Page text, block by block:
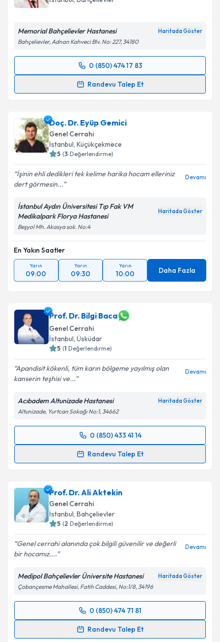
Memorial Bahçelievler Hastanesi Haritada Göster
Bahçelievler, Adnan Kahveci Blv. No: 227, 34180
0 (850) 474 17 83
Randevu Talep Et
Randevu Takvimi Talebi
takvim hazırlandığında e-posta ile bilgilendireceğiz.
E-posta Adresiniz
Metni'ni okudum ve kişisel verilerimin belirtilen
kapsamda işlenmesini kabul ediyorum.
Takvim Talebini Gönder
Doç. Dr. Eyüp Gemici
Genel Cerrahi
İstanbul, Küçükçekmece
5 (3 Değerlendirme)
İşinin ehli dedikleri tek kelime harika hocam elleriniz
dert görmesin...
Devamı
İstanbul Aydın Üniversitesi Tıp Fak VM
Medikalpark Florya Hastanesi
Haritada Göster
Beşyol Mh. Akasya sok. No:4
En Yakın Saatler
Yarın
09:00
Yarın
09:30
Yarın
10:00 Daha Fazla
Prof. Dr. Bilgi Baca
Genel Cerrahi
İstanbul, Üsküdar
5 (1 Değerlendirme)
Apandisit kökenli, tüm karın bölgeme yayılmış olan
kanserin teşhisi ve...
Devamı
Acıbadem Altunizade Hastanesi Haritada Göster
Altunizade, Yurtcan Sokağı No:1, 34662
0 (850) 433 41 14
Randevu Talep Et
Randevu Takvimi Talebi
takvim hazırlandığında e-posta ile bilgilendireceğiz.
E-posta Adresiniz
'ni okudum ve kişisel verilerimin belirtilen
kapsamda işlenmesini kabul ediyorum.
Takvim Talebini Gönder
Prof. Dr. Ali Aktekin
Genel Cerrahi
İstanbul, Bahçelievler
5 (2 Değerlendirme)
Genel cerrahi alanında çok bilgili güvenilir ve değerli
bir hocamız....
Devamı
Medipol Bahçelievler Üniversite Hastanesi Haritada Göster
Çobançesme Mahallesi, Fatih Caddesi, No:1/8, 34196
0 (850) 474 71 81
Randevu Talep Et
Randevu Takvimi Talebi